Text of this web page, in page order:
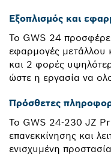
Εξοπλισμός και
Το GWS 24
εφαρμογές μετάλλου
και 2 φορές
ώστε η εργασία να
Πρόσθετες
Το GWS 24-230 JZ
επανεκκίνησης και
ενισχυμένη